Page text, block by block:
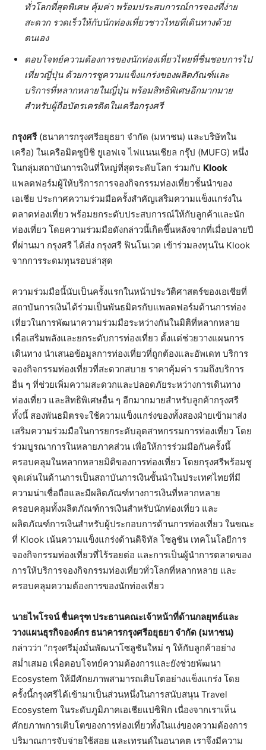
ทั่วโลกที่สุดพิเศษ คุ้มค่า พร้อมประสบการณ์การจองที่ง่าย
สะดวก รวดเร็วให้กับนักท่องเที่ยวชาวไทยที่เดินทางด้วย
ตนเอง
ตอบโจทย์ความต้องการของนักท่องเที่ยวไทยที่ชื่นชอบการไป
เที่ยวญี่ปุ่น ด้วยการชูความแข็งแกร่งของผลิตภัณฑ์และ
บริการที่หลากหลายในญี่ปุ่น พร้อมสิทธิพิเศษอีกมากมาย
สำหรับผู้ถือบัตรเครดิตในเครือกรุงศรี
กรุงศรี(ธนาคารกรุงศรีอยุธยา จำกัด (มหาชน) และบริษัทใน
เครือ) ในเครือมิตซูบิชิ ยูเอฟเจ ไฟแนนเชียล กรุ๊ป (MUFG) หนึ่ง
ในกลุ่มสถาบันการเงินที่ใหญ่ที่สุดระดับโลก ร่วมกับ Klook
แพลตฟอร์มผู้ให้บริการการจองกิจกรรมท่องเที่ยวชั้นนำของ
เอเชีย ประกาศความร่วมมือครั้งสำคัญเสริมความแข็งแกร่งใน
ตลาดท่องเที่ยว พร้อมยกระดับประสบการณ์ให้กับลูกค้าและนัก
ท่องเที่ยว โดยความร่วมมือดังกล่าวนี้เกิดขึ้นหลังจากที่เมื่อปลายปี
ที่ผ่านมา กรุงศรี ได้ส่ง กรุงศรี ฟินโนเวต เข้าร่วมลงทุนใน Klook
จากการระดมทุนรอบล่าสุด
ความร่วมมือนี้นับเป็นครั้งแรกในหน้าประวัติศาสตร์ของเอเชียที่
สถาบันการเงินได้ร่วมเป็นพันธมิตรกับแพลตฟอร์มด้านการท่อง
เที่ยวในการพัฒนาความร่วมมือระหว่างกันในมิติที่หลากหลาย
เพื่อเสริมพลังและยกระดับการท่องเที่ยว ตั้งแต่ช่วยวางแผนการ
เดินทาง นำเสนอข้อมูลการท่องเที่ยวที่ถูกต้องและอัพเดท บริการ
จองกิจกรรมท่องเที่ยวที่สะดวกสบาย ราคาคุ้มค่า รวมถึงบริการ
อื่น ๆ ที่ช่วยเพิ่มความสะดวกและปลอดภัยระหว่างการเดินทาง
ท่องเที่ยว และสิทธิพิเศษอื่น ๆ อีกมากมายสำหรับลูกค้ากรุงศรี
ทั้งนี้ สองพันธมิตรจะใช้ความแข็งแกร่งของทั้งสองฝ่ายเข้ามาส่ง
เสริมความร่วมมือในการยกระดับอุตสาหกรรมการท่องเที่ยว โดย
ร่วมบูรณาการในหลายภาคส่วน เพื่อให้การร่วมมือกันครั้งนี้
ครอบคลุมในหลากหลายมิติของการท่องเที่ยว โดยกรุงศรีพร้อมชู
จุดเด่นในด้านการเป็นสถาบันการเงินชั้นนำในประเทศไทยที่มี
ความน่าเชื่อถือและมีผลิตภัณฑ์ทางการเงินที่หลากหลาย
ครอบคลุมทั้งผลิตภัณฑ์การเงินสำหรับนักท่องเที่ยว และ
ผลิตภัณฑ์การเงินสำหรับผู้ประกอบการด้านการท่องเที่ยว ในขณะ
ที่ Klook เน้นความแข็งแกร่งด้านดิจิทัล โซลูชัน เทคโนโลยีการ
จองกิจกรรมท่องเที่ยวที่ไร้รอยต่อ และการเป็นผู้นำการตลาดของ
การให้บริการจองกิจกรรมท่องเที่ยวทั่วโลกที่หลากหลาย และ
ครอบคลุมความต้องการของนักท่องเที่ยว
นายไพโรจน์ ชื่นครุฑ ประธานคณะเจ้าหน้าที่ด้านกลยุทธ์และ
วางแผนธุรกิจองค์กร ธนาคารกรุงศรีอยุธยา จำกัด (มหาชน)
กล่าวว่า “กรุงศรีมุ่งมั่นพัฒนาโซลูชันใหม่ ๆ ให้กับลูกค้าอย่าง
สม่ำเสมอ เพื่อตอบโจทย์ความต้องการและยังช่วยพัฒนา
Ecosystem ให้มีศักยภาพสามารถเติบโตอย่างแข็งแกร่ง โดย
ครั้งนี้กรุงศรีได้เข้ามาเป็นส่วนหนึ่งในการสนับสนุน Travel
Ecosystem ในระดับภูมิภาคเอเชียแปซิฟิก เนื่องจากเราเห็น
ศักยภาพการเติบโตของการท่องเที่ยวทั้งในแง่ของความต้องการ
ปริมาณการจับจ่ายใช้สอย และเทรนด์ในอนาคต เราจึงมีความ